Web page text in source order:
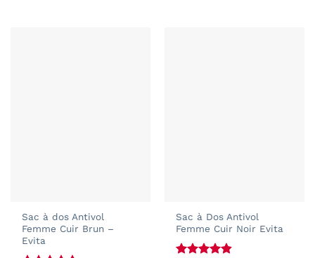
Sac à dos Antivol
Femme Cuir Brun –
Evita
Sac à Dos Antivol
Femme Cuir Noir Evita